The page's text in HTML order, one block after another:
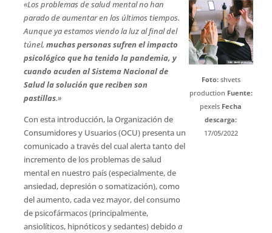
«Los problemas de salud mental no han
parado de aumentar en los últimos tiempos.
Aunque ya estamos viendo la luz al final del
túnel, muchas personas sufren el impacto
psicológico que ha tenido la pandemia, y
cuando acuden al Sistema Nacional de
Salud la solución que reciben son
pastillas.»
Con esta introducción, la Organización de
Consumidores y Usuarios (OCU) presenta un
comunicado a través del cual alerta tanto del
incremento de los problemas de salud
mental en nuestro país (especialmente, de
ansiedad, depresión o somatización), como
del aumento, cada vez mayor, del consumo
de psicofármacos (principalmente,
ansiolíticos, hipnóticos y sedantes) debidoa
Foto: shvets
production Fuente:
pexels Fecha
descarga:
17/05/2022